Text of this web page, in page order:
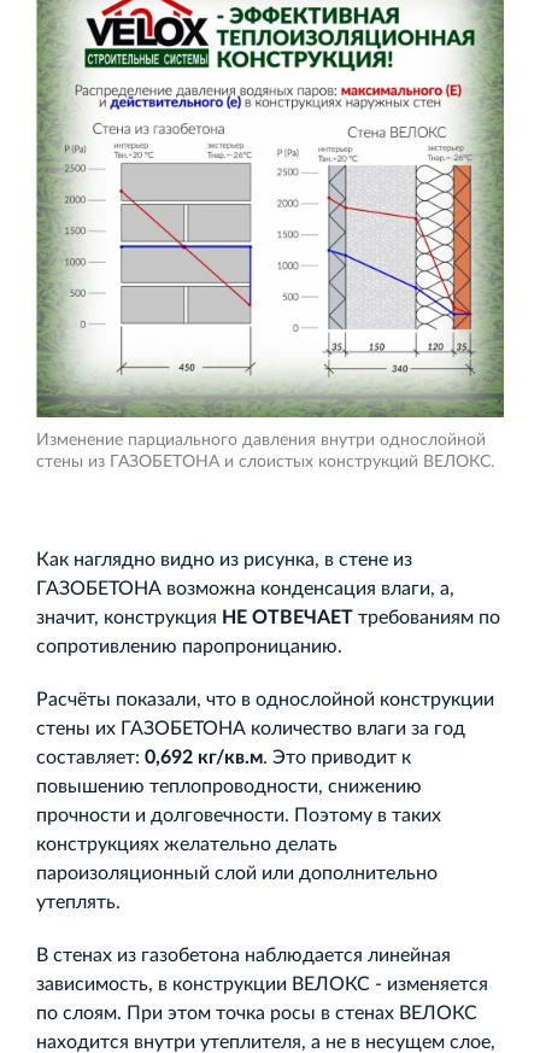
Изменение парциального давления внутри однослойной
стены из ГАЗОБЕТОНА и слоистых конструкций ВЕЛОКС.
Как наглядно видно из рисунка, в стене из
ГАЗОБЕТОНА возможна конденсация влаги, а,
значит, конструкция НЕ ОТВЕЧАЕТ требованиям по
сопротивлению паропроницанию.
Расчёты показали, что в однослойной конструкции
стены их ГАЗОБЕТОНА количество влаги за год
составляет: 0,692 кг/кв.м. Это приводит к
повышению теплопроводности, снижению
прочности и долговечности. Поэтому в таких
конструкциях желательно делать
пароизоляционный слой или дополнительно
утеплять.
В стенах из газобетона наблюдается линейная
зависимость, в конструкции ВЕЛОКС - изменяется
по слоям. При этом точка росы в стенах ВЕЛОКС
находится внутри утеплителя, а не в несущем слое,